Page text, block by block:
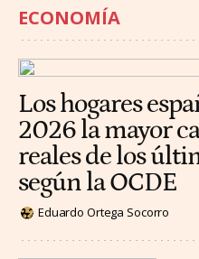
ECONOMÍA
Los hogares
2026 la mayor
reales de los
según la OCDE
Eduardo Ortega Socorro